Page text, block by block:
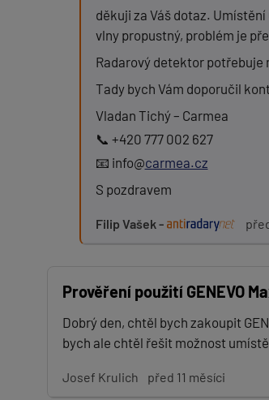
Zpráva:
PŘIDAT PŘÍSPĚVEK
děkuji za Váš dotaz.
vlny propustný, problém je
Radarový detektor potřebuje
Tady bych Vám doporučil
Vladan Tichý – Carmea
📞 +420 777 002 627
📧 info@carmea.cz
S pozdravem
Filip Vašek -
Prověření použití GENEVO
Dobrý den, chtěl bych zakoupit
bych ale chtěl řešit možnost
Josef Krulich před 11 měsíci